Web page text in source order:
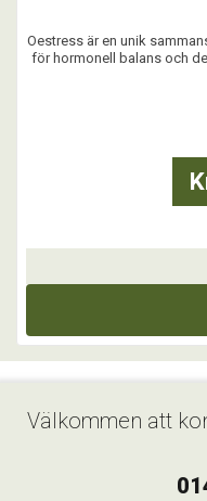
Oestress är en unik
för hormonell balans och
- Vid
-
Välkommen att